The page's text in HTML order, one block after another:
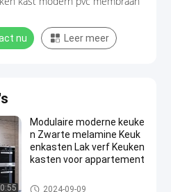
nu Leer meer
Modulaire moderne keuke
n Zwarte melamine Keuk
enkasten Lak verf Keuken
kasten voor appartement
Lakkeukenkast
2024-09-09